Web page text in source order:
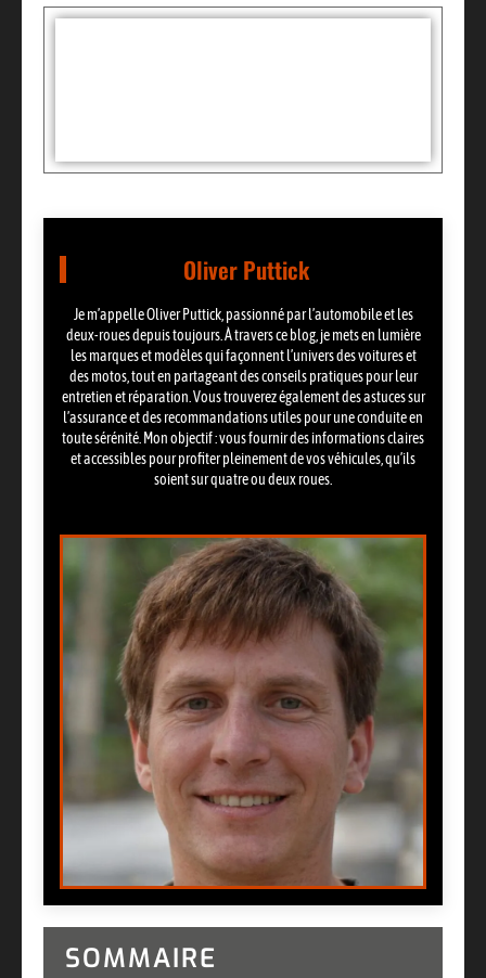
Oliver Puttick
Je m’appelle Oliver Puttick, passionné par l’automobile et les
deux-roues depuis toujours. À travers ce blog, je mets en lumière
les marques et modèles qui façonnent l’univers des voitures et
des motos, tout en partageant des conseils pratiques pour leur
entretien et réparation. Vous trouverez également des astuces sur
l’assurance et des recommandations utiles pour une conduite en
toute sérénité. Mon objectif : vous fournir des informations claires
et accessibles pour profiter pleinement de vos véhicules, qu’ils
soient sur quatre ou deux roues.
SOMMAIRE